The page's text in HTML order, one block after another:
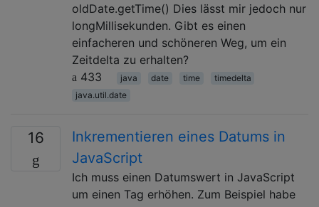
oldDate.getTime() Dies lässt mir jedoch nur
longMillisekunden. Gibt es einen
einfacheren und schöneren Weg, um ein
Zeitdelta zu erhalten?
433
java date time
timedelta
java.util.date
16
Inkrementieren eines Datums in
JavaScript
Ich muss einen Datumswert in JavaScript
um einen Tag erhöhen. Zum Beispiel habe